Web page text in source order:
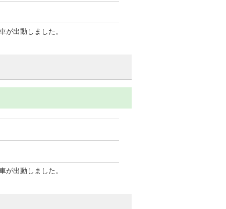
が出動しました。
が出動しました。